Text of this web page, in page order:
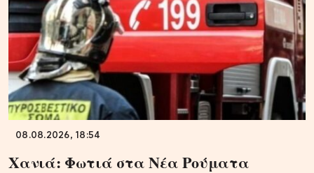
08.08.2026, 18:54
Χανιά: Φωτιά στα Νέα Ρούματα